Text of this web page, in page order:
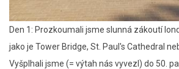
Den 1: Prozkoumali jsme slunná zákoutí
jako je Tower Bridge, St. Paul's Cathedral
Vyšplhali jsme (= výtah nás vyvezl) do 50.